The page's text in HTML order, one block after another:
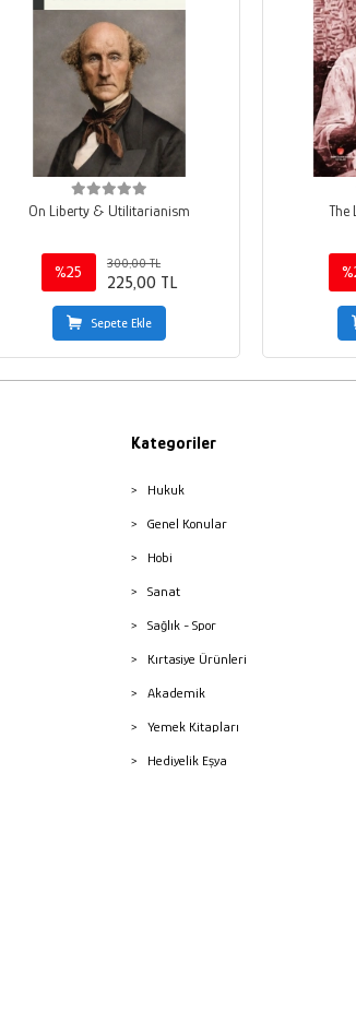
On Liberty & Utilitarianism
%25
300,00 TL
225,00 TL
Sepete Ekle
The
Kategoriler
Hukuk
Genel Konular
Hobi
Sanat
Sağlık - Spor
Kırtasiye Ürünleri
Akademik
Yemek Kitapları
Hediyelik Eşya